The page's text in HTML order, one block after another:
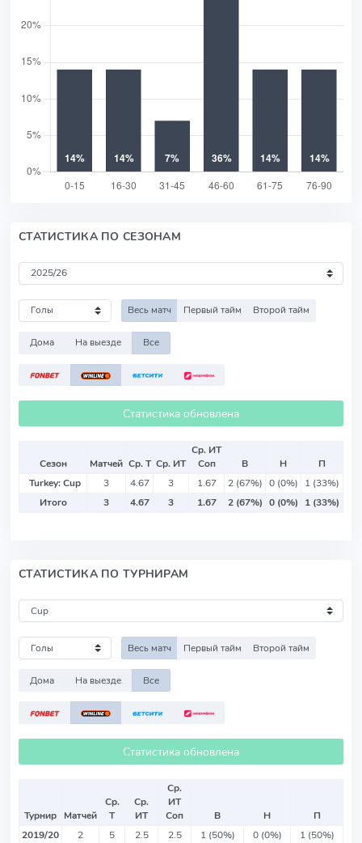
СТАТИСТИКА ПО СЕЗОНАМ
Весь матч Первый тайм Второй тайм
Дома На выезде Все
Статистика обновлена
Сезон Матчей Ср. Т Ср. ИТ
Ср. ИТ
Соп
В Н
П
Turkey: Cup
3 4.67 3 1.67 2 (67%) 0 (0%)
1 (33%)
Итого
3 4.67 3 1.67 2 (67%) 0 (0%) 1 (33%)
СТАТИСТИКА ПО ТУРНИРАМ
Весь матч Первый тайм Второй тайм
Дома На выезде Все
Статистика обновлена
Турнир Матчей
Ср.
Т
Ср.
ИТ
Ср.
ИТ
Соп
В Н
П
2019/20
2 5 2.5 2.5 1 (50%) 0 (0%)
1 (50%)